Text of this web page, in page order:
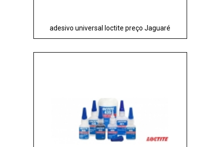
adesivo universal loctite preço Jaguaré